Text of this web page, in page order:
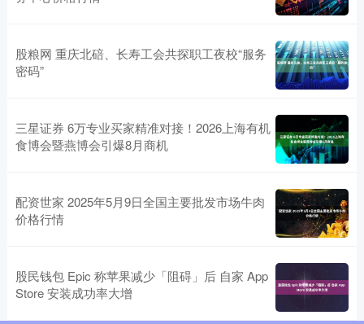
股粮网 重庆北碚、长寿工会共探职工夜校“服务
密码”
三星证券 6万专业买家精准对接！2026上海有机
食博会暨燕博会引爆8月商机
配资世家 2025年5月9日全国主要批发市场牛肉
价格行情
股民钱包 Epic 称苹果减少「阻碍」后 自家 App
Store 安装成功率大增